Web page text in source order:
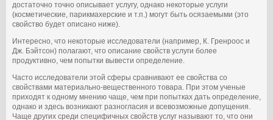
достаточно точно описывает услугу, однако некоторые услуги
(косметические, парикмахерские и т.п.) могут быть осязаемыми (это
свойство будет описано ниже).
Интересно, что некоторые исследователи (например, К. Гренроос и
Дж. Бэйтсон) полагают, что описание свойств услуги более
продуктивно, чем попытки вывести определение.
Часто исследователи этой сферы сравнивают ее свойства со
свойствами материально-вещественного товара. При этом ученые
приходят к одному мнению чаще, чем при попытках дать определение,
однако и здесь возникают разногласия и всевозможные допущения.
Чаще других среди специфичных свойств услуг называют то, что они